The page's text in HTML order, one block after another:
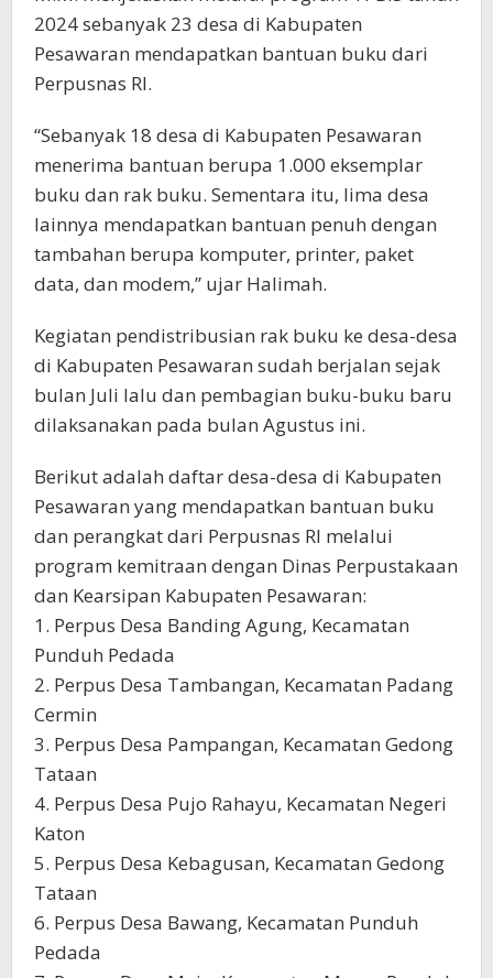
2024 sebanyak 23 desa di Kabupaten
Pesawaran mendapatkan bantuan buku dari
Perpusnas RI.
“Sebanyak 18 desa di Kabupaten Pesawaran
menerima bantuan berupa 1.000 eksemplar
buku dan rak buku. Sementara itu, lima desa
lainnya mendapatkan bantuan penuh dengan
tambahan berupa komputer, printer, paket
data, dan modem,” ujar Halimah.
Kegiatan pendistribusian rak buku ke desa-desa
di Kabupaten Pesawaran sudah berjalan sejak
bulan Juli lalu dan pembagian buku-buku baru
dilaksanakan pada bulan Agustus ini.
Berikut adalah daftar desa-desa di Kabupaten
Pesawaran yang mendapatkan bantuan buku
dan perangkat dari Perpusnas RI melalui
program kemitraan dengan Dinas Perpustakaan
dan Kearsipan Kabupaten Pesawaran:
1. Perpus Desa Banding Agung, Kecamatan
Punduh Pedada
2. Perpus Desa Tambangan, Kecamatan Padang
Cermin
3. Perpus Desa Pampangan, Kecamatan Gedong
Tataan
4. Perpus Desa Pujo Rahayu, Kecamatan Negeri
Katon
5. Perpus Desa Kebagusan, Kecamatan Gedong
Tataan
6. Perpus Desa Bawang, Kecamatan Punduh
Pedada